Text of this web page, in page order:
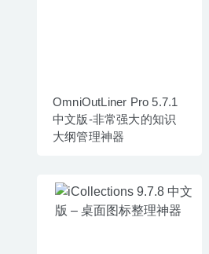
OmniOutLiner Pro 5.7.1
中文版-非常强大的知识
大纲管理神器